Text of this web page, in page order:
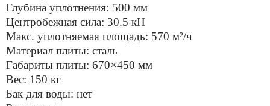
Глубина уплотнения: 500 мм
Центробежная сила: 30.5 кН
Макс. уплотняемая площадь: 570 м²/ч
Материал плиты: сталь
Габариты плиты: 670×450 мм
Вес: 150 кг
Бак для воды: нет